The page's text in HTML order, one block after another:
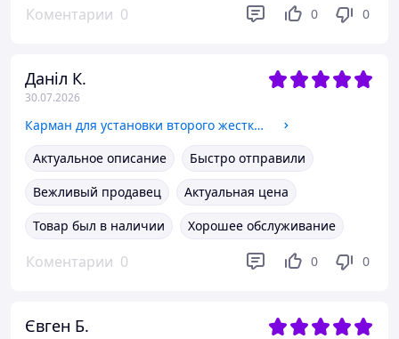
Коментарии 0 0 0
Даніл К.
30.07.2026
Карман для установки второго жесткого диска SATA в отсек DVD 12.7 мм SATA (optibay оптибей caddy) алюминий
Актуальное описание
Быстро отправили
Вежливый продавец
Актуальная цена
Товар был в наличии
Хорошее обслуживание
Коментарии 0 0 0
Євген Б.